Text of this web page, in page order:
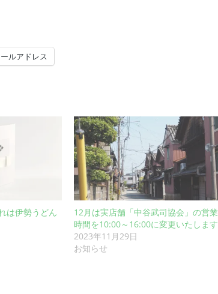
ルアドレス
は伊勢うどん
12月は実店舗「中谷武司協会」の営業
時間を10:00～16:00に変更いたします
2023年11月29日
お知らせ